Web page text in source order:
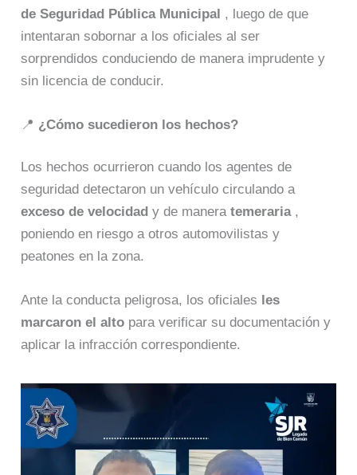
de Seguridad Pública Municipal , luego de que
intentaran sobornar a los oficiales al ser
sorprendidos conduciendo de manera imprudente y
sin licencia de conducir.
📍 ¿Cómo sucedieron los hechos?
Los hechos ocurrieron cuando los agentes de
seguridad detectaron un vehículo circulando a
exceso de velocidad y de maneratemeraria,
poniendo en riesgo a otros automovilistas y
peatones en la zona.
Ante la conducta peligrosa, los oficiales les
marcaron el alto para verificar su documentación y
aplicar la infracción correspondiente.